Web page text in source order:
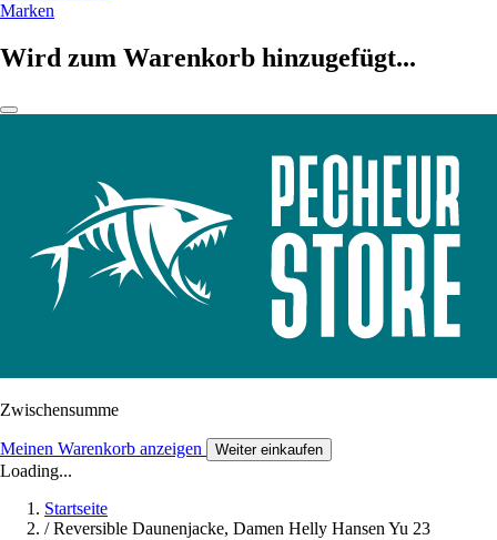
Marken
Wird zum Warenkorb hinzugefügt...
Zwischensumme
Meinen Warenkorb anzeigen Weiter einkaufen
Loading...
Startseite
/ Reversible Daunenjacke, Damen Helly Hansen Yu 23